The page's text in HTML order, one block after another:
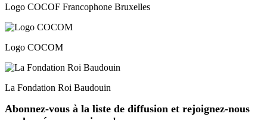
Logo COCOF Francophone Bruxelles
Logo COCOM
La Fondation Roi Baudouin
Abonnez-vous à la liste de diffusion et rejoignez-nous